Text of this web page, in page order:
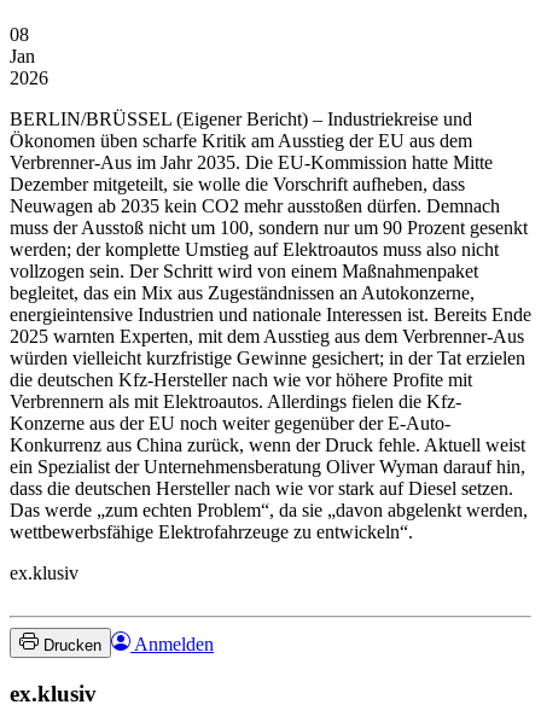
08
Jan
2026
BERLIN/BRÜSSEL (Eigener Bericht) – Industriekreise und
Ökonomen üben scharfe Kritik am Ausstieg der EU aus dem
Verbrenner-Aus im Jahr 2035. Die EU-Kommission hatte Mitte
Dezember mitgeteilt, sie wolle die Vorschrift aufheben, dass
Neuwagen ab 2035 kein CO2 mehr ausstoßen dürfen. Demnach
muss der Ausstoß nicht um 100, sondern nur um 90 Prozent gesenkt
werden; der komplette Umstieg auf Elektroautos muss also nicht
vollzogen sein. Der Schritt wird von einem Maßnahmenpaket
begleitet, das ein Mix aus Zugeständnissen an Autokonzerne,
energieintensive Industrien und nationale Interessen ist. Bereits Ende
2025 warnten Experten, mit dem Ausstieg aus dem Verbrenner-Aus
würden vielleicht kurzfristige Gewinne gesichert; in der Tat erzielen
die deutschen Kfz-Hersteller nach wie vor höhere Profite mit
Verbrennern als mit Elektroautos. Allerdings fielen die Kfz-
Konzerne aus der EU noch weiter gegenüber der E-Auto-
Konkurrenz aus China zurück, wenn der Druck fehle. Aktuell weist
ein Spezialist der Unternehmensberatung Oliver Wyman darauf hin,
dass die deutschen Hersteller nach wie vor stark auf Diesel setzen.
Das werde „zum echten Problem“, da sie „davon abgelenkt werden,
wettbewerbsfähige Elektrofahrzeuge zu entwickeln“.
ex.klusiv
Drucken Anmelden
ex.klusiv